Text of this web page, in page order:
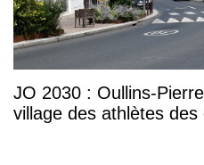
JO 2030 : Oullins-
village des athlètes